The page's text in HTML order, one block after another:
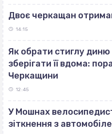
Двоє черкащан
14:15
Як обрати стиглу
зберігати її вдома:
Черкащини
12:45
У Мошнах
зіткнення з